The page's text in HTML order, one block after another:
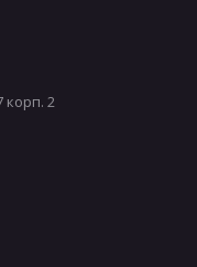
корп. 2